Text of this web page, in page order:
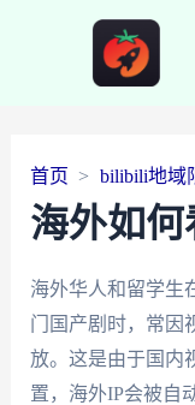
首页 bilibili地域
海外如何
海外华人和留学生
门国产剧时，常因
放。这是由于国内
置，海外IP会被自